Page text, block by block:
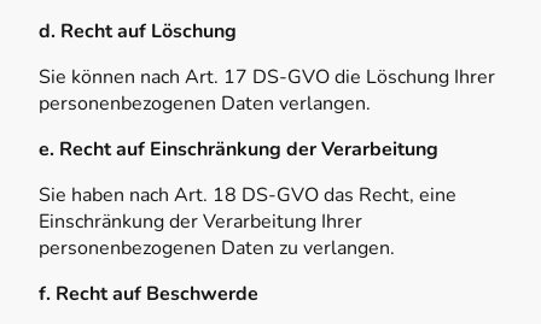
d. Recht auf Löschung
Sie können nach Art. 17 DS-GVO die Löschung Ihrer
personenbezogenen Daten verlangen.
e. Recht auf Einschränkung der Verarbeitung
Sie haben nach Art. 18 DS-GVO das Recht, eine
Einschränkung der Verarbeitung Ihrer
personenbezogenen Daten zu verlangen.
f. Recht auf Beschwerde